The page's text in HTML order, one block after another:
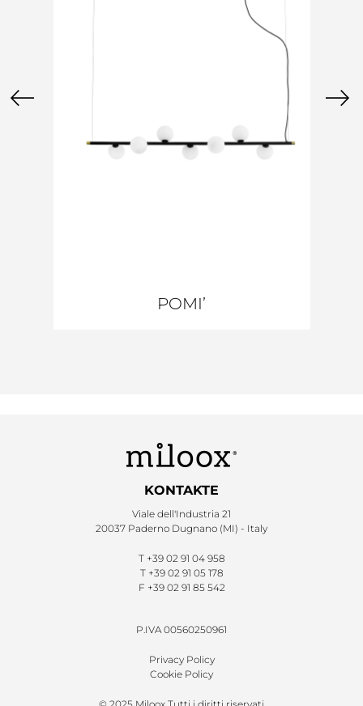
POMI’
KONTAKTE
Viale dell'Industria 21
20037 Paderno Dugnano (MI) - Italy
T +39 02 91 04 958
T +39 02 91 05 178
F +39 02 91 85 542
P.IVA 00560250961
Privacy Policy
Cookie Policy